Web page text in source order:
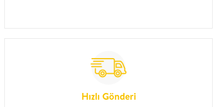
Hızlı Gönderi